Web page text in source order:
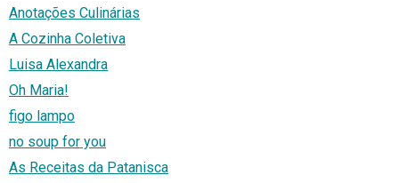
Anotações Culinárias
A Cozinha Coletiva
Luisa Alexandra
Oh Maria!
figo lampo
no soup for you
As Receitas da Patanisca